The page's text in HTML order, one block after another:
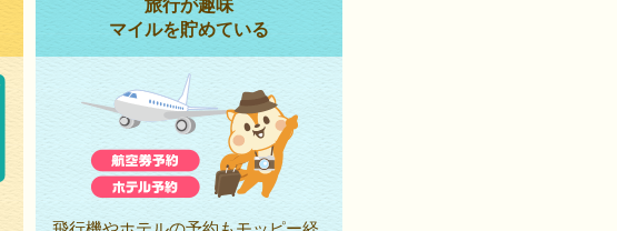
旅行が趣味
マイルを貯めている